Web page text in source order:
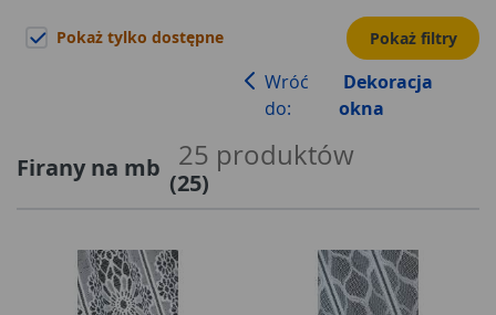
Pokaż tylko dostępne Pokaż filtry
Wróć
do:
Dekoracja
okna
Firany na mb 25 produktów
(25)